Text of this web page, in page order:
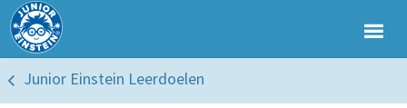
Junior Einstein Leerdoelen